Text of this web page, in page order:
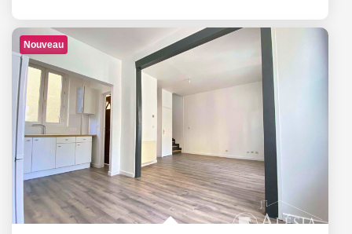
Nouveau